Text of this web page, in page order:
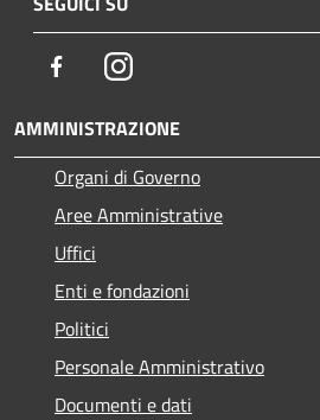
FacebookInstagram
AMMINISTRAZIONE
Organi di Governo
Aree Amministrative
Uffici
Enti e fondazioni
Politici
Personale Amministrativo
Documenti e dati